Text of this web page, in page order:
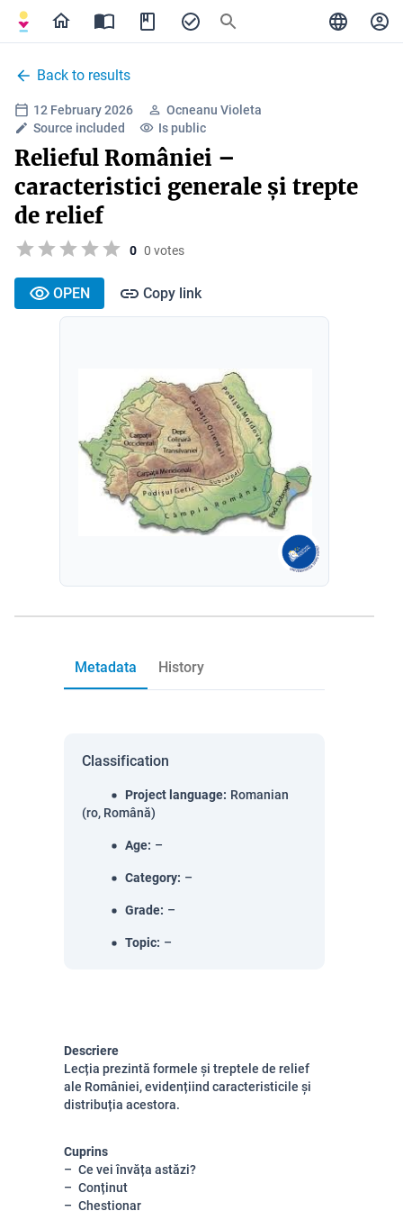
Back to results
12 February 2026
Ocneanu Violeta
Source included
Is public
Relieful României –
caracteristici generale și trepte
de relief
0 0 votes
OPEN Copy link
Metadata History
Classification
Project language: Romanian
(ro, Română)
Age: –
Category: –
Grade: –
Topic: –
Descriere
Lecția prezintă formele și treptele de relief
ale României, evidențiind caracteristicile și
distribuția acestora.
Cuprins
Ce vei învăța astăzi?
Conținut
Chestionar